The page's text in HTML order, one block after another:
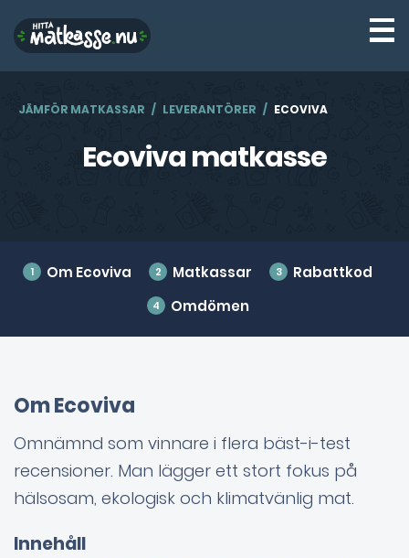
☰
JÄMFÖR MATKASSAR LEVERANTÖRER ECOVIVA
Ecoviva matkasse
Om Ecoviva Matkassar
Rabattkod
Omdömen
Om Ecoviva
Omnämnd som vinnare i flera bäst-i-test
recensioner. Man lägger ett stort fokus på
hälsosam, ekologisk och klimatvänlig mat.
Innehåll